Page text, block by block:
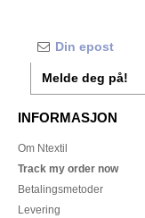
Melde deg på!
INFORMASJON
Om Ntextil
Track my order now
Betalingsmetoder
Levering